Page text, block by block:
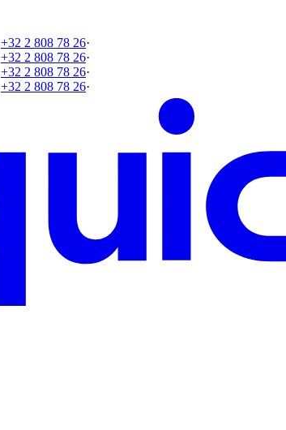
+32 2 808 78 26·
+32 2 808 78 26·
+32 2 808 78 26·
+32 2 808 78 26·